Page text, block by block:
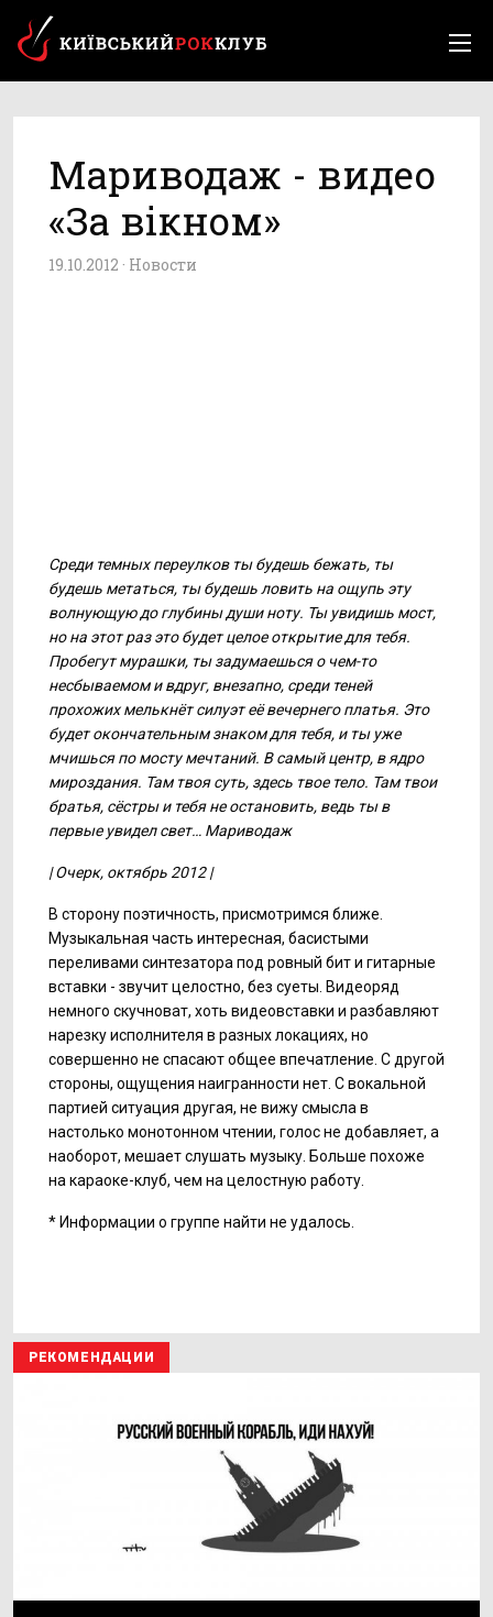
Мариводаж - видео
«За вікном»
19.10.2012 · Новости
Среди темных переулков ты будешь бежать, ты
будешь метаться, ты будешь ловить на ощупь эту
волнующую до глубины души ноту. Ты увидишь мост,
но на этот раз это будет целое открытие для тебя.
Пробегут мурашки, ты задумаешься о чем-то
несбываемом и вдруг, внезапно, среди теней
прохожих мелькнёт силуэт её вечернего платья. Это
будет окончательным знаком для тебя, и ты уже
мчишься по мосту мечтаний. В самый центр, в ядро
мироздания. Там твоя суть, здесь твое тело. Там твои
братья, сёстры и тебя не остановить, ведь ты в
первые увидел свет… Мариводаж
| Очерк, октябрь 2012 |
В сторону поэтичность, присмотримся ближе.
Музыкальная часть интересная, басистыми
переливами синтезатора под ровный бит и гитарные
вставки - звучит целостно, без суеты. Видеоряд
немного скучноват, хоть видеовставки и разбавляют
нарезку исполнителя в разных локациях, но
совершенно не спасают общее впечатление. С другой
стороны, ощущения наигранности нет. С вокальной
партией ситуация другая, не вижу смысла в
настолько монотонном чтении, голос не добавляет, а
наоборот, мешает слушать музыку. Больше похоже
на караоке-клуб, чем на целостную работу.
* Информации о группе найти не удалось.
РЕКОМЕНДАЦИИ